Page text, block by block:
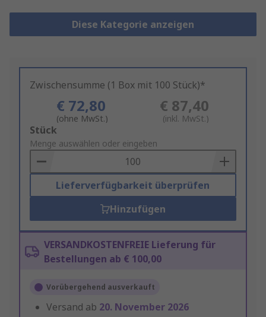
Diese Kategorie anzeigen
Zwischensumme (1 Box mit 100 Stück)*
€ 72,80
(ohne MwSt.)
€ 87,40
(inkl. MwSt.)
Add
to
Basket
Stück
Menge auswählen oder eingeben
Lieferverfügbarkeit überprüfen
Hinzufügen
VERSANDKOSTENFREIE Lieferung für
Bestellungen ab € 100,00
Vorübergehend ausverkauft
Versand ab 20. November 2026